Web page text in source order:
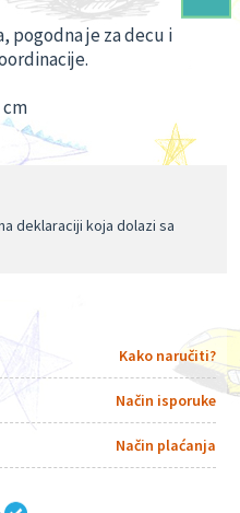
pogodna je za decu i
cm
deklaraciji koja dolazi sa
Kako naručiti?
Način isporuke
Način plaćanja